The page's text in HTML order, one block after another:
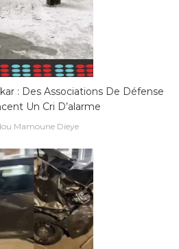
: Des Associations De Défense
Un Cri D’alarme
Mamoune Dieye